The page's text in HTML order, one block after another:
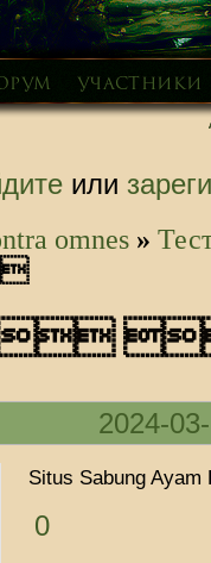
Участники
или
omnes »
2024-
Situs Sabung Ayam
0